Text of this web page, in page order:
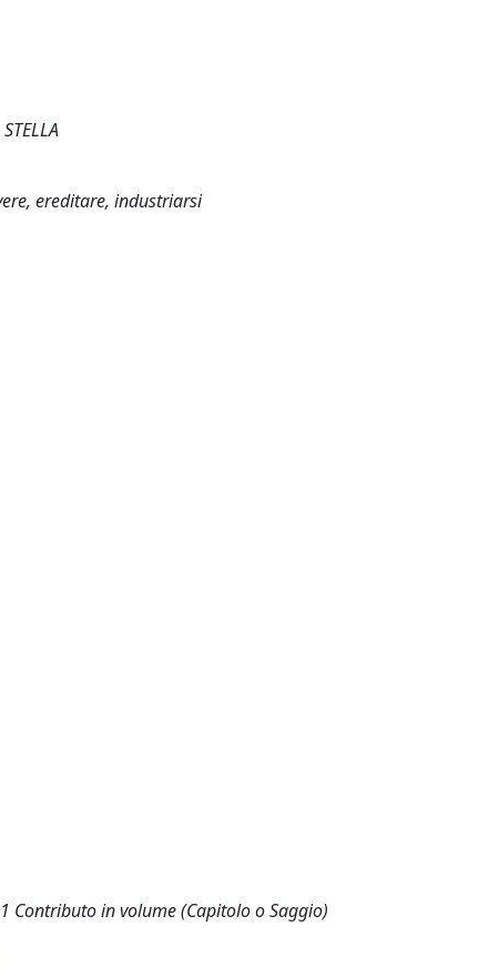
ereditare, industriarsi
Contributo in volume (Capitolo o Saggio)